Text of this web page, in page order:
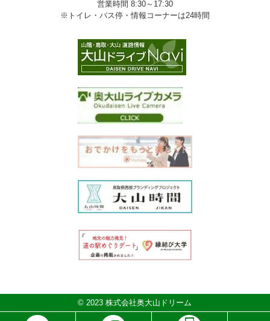
営業時間 8:30～17:30
※トイレ・バス停・情報コーナーは24時間
© 2023 株式会社奥大山ドリーム